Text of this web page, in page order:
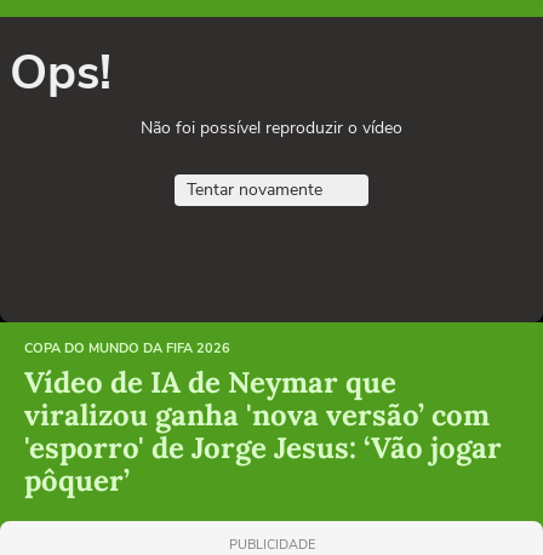
Ops!
Não foi possível reproduzir o vídeo
Tentar novamente
COPA DO MUNDO DA FIFA 2026
Vídeo de IA de Neymar que
viralizou ganha 'nova versão’ com
'esporro' de Jorge Jesus: ‘Vão jogar
pôquer’
PUBLICIDADE